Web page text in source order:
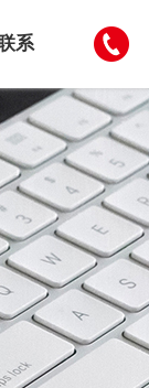
系